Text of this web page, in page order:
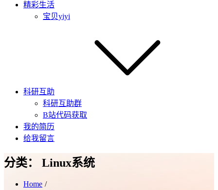
精彩生活
宝贝yiyi
科研互助
科研互助群
B站代码获取
我的简历
给我留言
分类： Linux系统
Home